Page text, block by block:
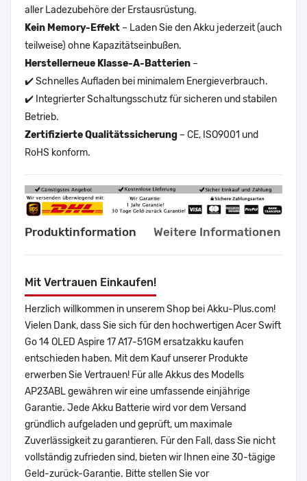
aller Ladezubehöre der Erstausrüstung.
Kein Memory-Effekt – Laden Sie den Akku jederzeit (auch
teilweise) ohne Kapazitätseinbußen.
Herstellerneue Klasse-A-Batterien –
✔️ Schnelles Aufladen bei minimalem Energieverbrauch.
✔️ Integrierter Schaltungsschutz für sicheren und stabilen
Betrieb.
Zertifizierte Qualitätssicherung – CE, ISO9001 und
RoHS konform.
Produktinformation Weitere Informationen
Mit Vertrauen Einkaufen!
Herzlich willkommen in unserem Shop bei Akku-Plus.com!
Vielen Dank, dass Sie sich für den hochwertigen Acer Swift
Go 14 OLED Aspire 17 A17-51GM ersatzakku kaufen
entschieden haben. Mit dem Kauf unserer Produkte
erwerben Sie Vertrauen! Für alle Akkus des Modells
AP23ABL gewähren wir eine umfassende einjährige
Garantie. Jede Akku Batterie wird vor dem Versand
gründlich aufgeladen und geprüft, um maximale
Zuverlässigkeit zu garantieren. Für den Fall, dass Sie nicht
vollständig zufrieden sind, bieten wir Ihnen eine 30-tägige
Geld-zurück-Garantie. Bitte stellen Sie vor